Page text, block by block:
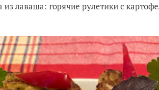
из лаваша: горячие рулетики с